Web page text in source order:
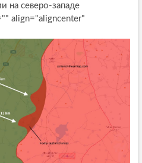
на северо-западе
align="aligncenter"